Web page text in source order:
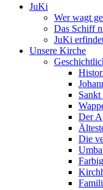
JuKi
Wer wagt
Das Schiff
JuKi
Unsere Kirche
Der
Die